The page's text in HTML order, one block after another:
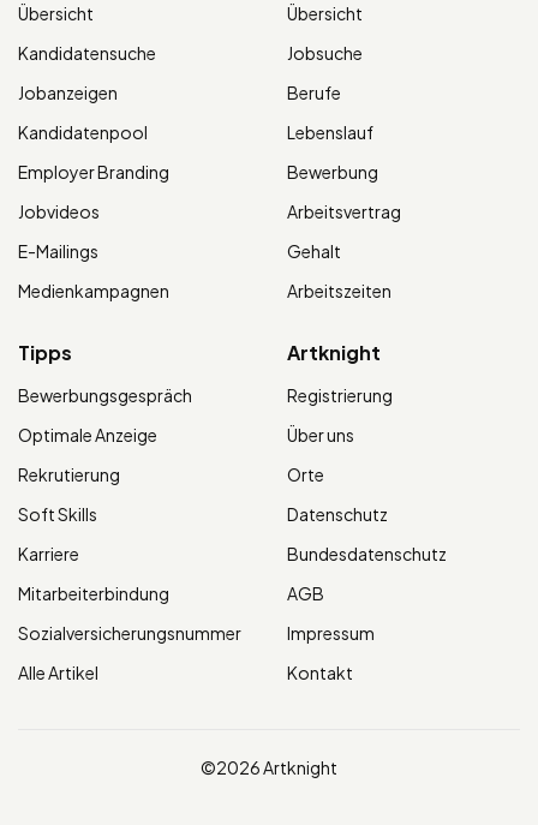
Übersicht
Kandidatensuche
Jobanzeigen
Kandidatenpool
Employer Branding
Jobvideos
E-Mailings
Medienkampagnen
Übersicht
Jobsuche
Berufe
Lebenslauf
Bewerbung
Arbeitsvertrag
Gehalt
Arbeitszeiten
Tipps
Bewerbungsgespräch
Optimale Anzeige
Rekrutierung
Soft Skills
Karriere
Mitarbeiterbindung
Sozialversicherungsnummer
Alle Artikel
Artknight
Registrierung
Über uns
Orte
Datenschutz
Bundesdatenschutz
AGB
Impressum
Kontakt
©2026 Artknight